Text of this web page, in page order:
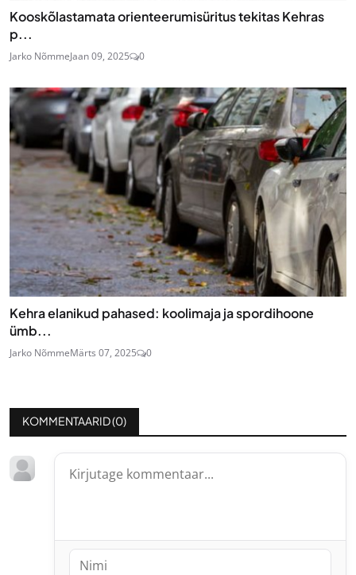
Kooskõlastamata orienteerumisüritus tekitas Kehras
p...
Jarko NõmmeJaan 09, 2025 0
Kehra elanikud pahased: koolimaja ja spordihoone
ümb...
Jarko NõmmeMärts 07, 2025 0
KOMMENTAARID (0)